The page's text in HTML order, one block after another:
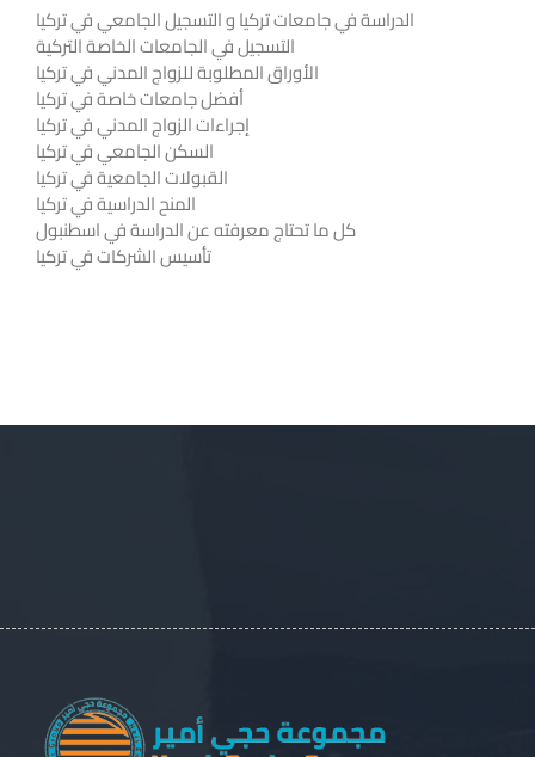
الدراسة في جامعات تركيا و التسجيل الجامعي في تركيا
التسجيل في الجامعات الخاصة التركية
الأوراق المطلوبة للزواج المدني في تركيا
أفضل جامعات خاصة في تركيا
إجراءات الزواج المدني في تركيا
السكن الجامعي في تركيا
القبولات الجامعية في تركيا
المنح الدراسية في تركيا
كل ما تحتاج معرفته عن الدراسة في اسطنبول
تأسيس الشركات في تركيا